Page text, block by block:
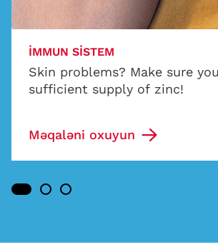
İMMUN SISTEM
Skin problems? Make sure
sufficient supply of zinc!
Məqaləni oxuyun